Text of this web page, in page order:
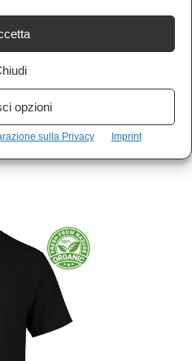
opzioni
sulla Privacy Imprint
CLICCA SUL LINK –